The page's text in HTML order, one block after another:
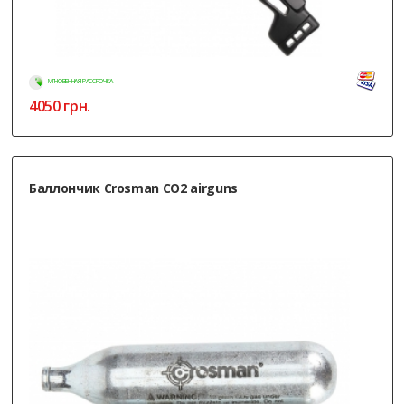
МГНОВЕННАЯ РАССРОЧКА
4050грн.
Баллончик Crosman CO2 airguns